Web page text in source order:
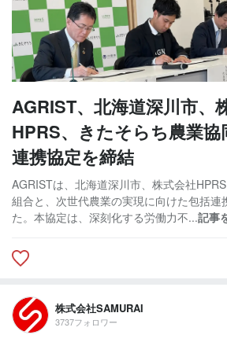
AGRIST、北海道深川市、
HPRS、きたそらち農業協
連携協定を締結
AGRISTは、北海道深川市、株式会社
組合と、次世代農業の実現に向けた包括連
た。本協定は、深刻化する労働力不...記事
株式会社SAMURAI
3737フォロワー